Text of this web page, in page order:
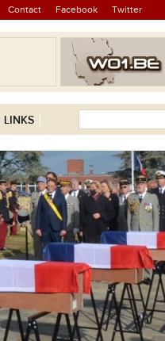
Contact Facebook Twitter
LINKS